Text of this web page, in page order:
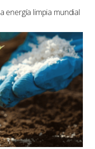
energía limpia mundial